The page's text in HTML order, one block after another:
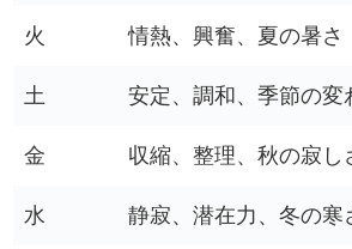
火 情熱、興奮、夏の暑さ
土 安定、調和、季節の変
金 収縮、整理、秋の寂し
水 静寂、潜在力、冬の寒